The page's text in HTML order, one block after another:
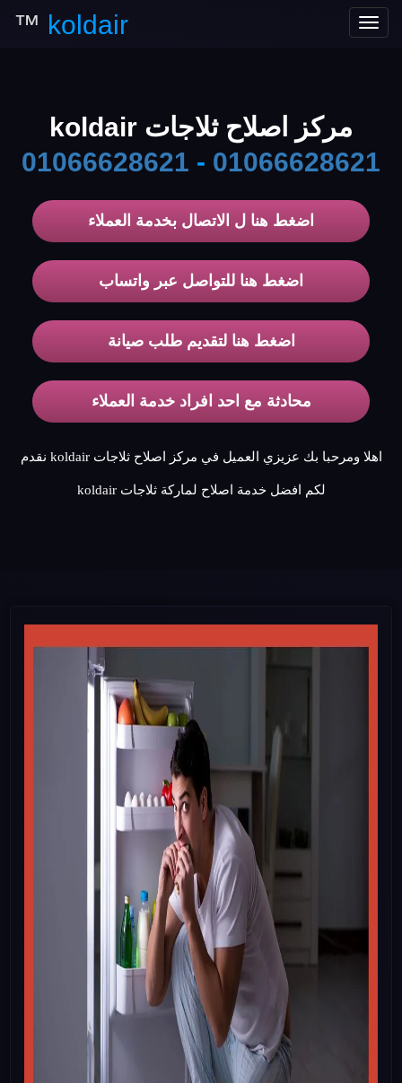
Toggle
koldair
™
مركز اصلاح ثلاجات koldair
01066628621 - 01066628621
اضغط هنا ل الاتصال بخدمة العملاء
اضغط هنا للتواصل عبر واتساب
اضغط هنا لتقديم طلب صيانة
محادثة مع احد افراد خدمة العملاء
اهلا ومرحبا بك عزيزي العميل في مركز اصلاح ثلاجات koldair نقدم
لكم افضل خدمة اصلاح لماركة ثلاجات koldair